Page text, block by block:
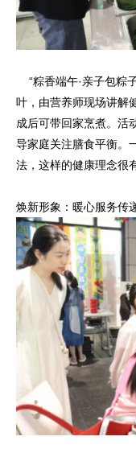
“粽香端午·亲子包粽
叶，由营养师现场讲解
成后可带回家烹煮。活
导家庭关注膳食平衡。
法，这样的健康理念很
焕新形象：暖心服务传